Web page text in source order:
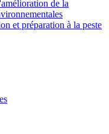
de la
et préparation à la peste